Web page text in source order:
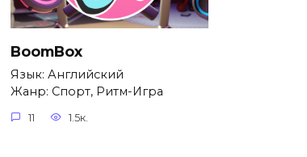
BoomBox
Язык: Английский
Жанр: Спорт, Ритм-Игра
11 1.5к.